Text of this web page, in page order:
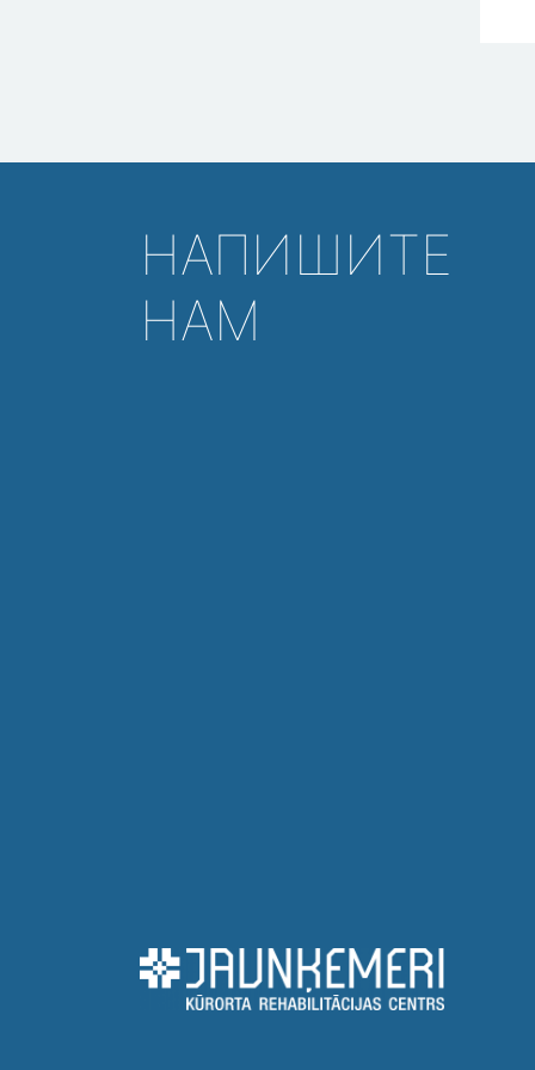
НАПИШИТЕ
НАМ